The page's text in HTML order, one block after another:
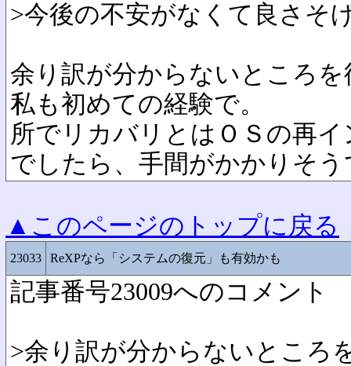
>今後の不安がなくて良さそ
余り訳が分からないところ
私も初めての経験で。
所でリカバリとはＯＳの再
でしたら、手間がかかりそ
▲このページのトップに戻る
23033 ReXPなら「システムの復元」も有効かも
記事番号23009へのコメント
>余り訳が分からないところ